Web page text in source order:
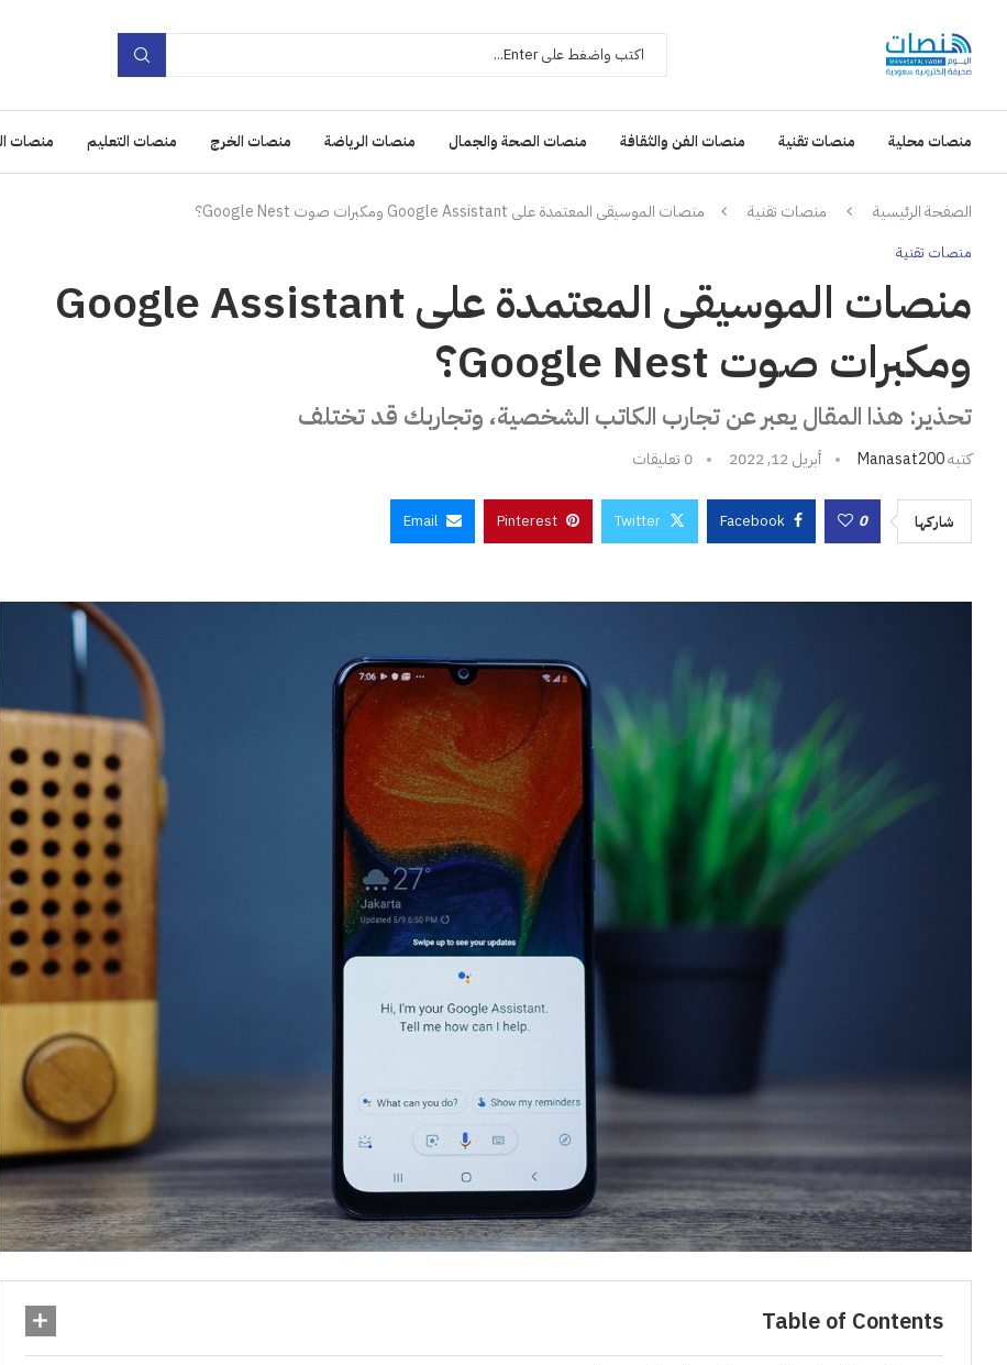
منصات محلية منصات تقنية منصات الفن والثقافة منصات الصحة والجمال منصات الرياضة منصات الخرج منصات التعليم منصات
الصفحة الرئيسية منصات تقنية منصات الموسيقى المعتمدة على Google Assistant ومكبرات صوت Google Nest؟
منصات تقنية
منصات الموسيقى المعتمدة على Google Assistant
ومكبرات صوت Google Nest؟
تحذير: هذا المقال يعبر عن تجارب الكاتب الشخصية، وتجاربك قد تختلف
كتبهManasat200 أبريل 12, 2022 0 تعليقات
شاركها 0
Facebook
Twitter
Pinterest
Email
Table of Contents